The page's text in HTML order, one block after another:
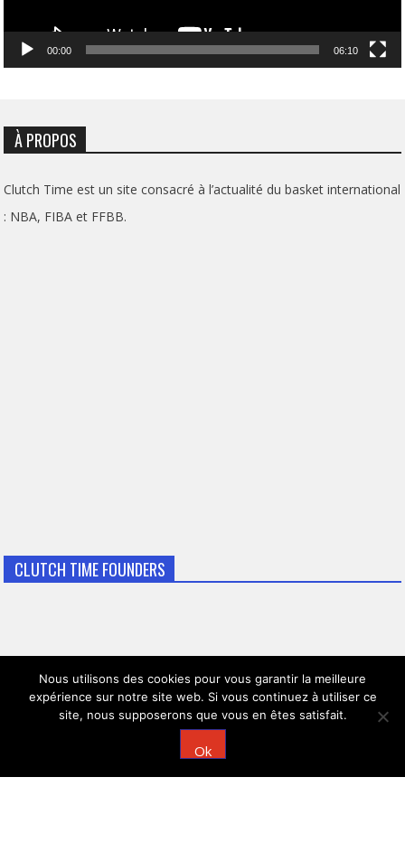
00:00 06:10
À PROPOS
Clutch Time est un site consacré à l’actualité du basket international
: NBA, FIBA et FFBB.
CLUTCH TIME FOUNDERS
Nous utilisons des cookies pour vous garantir la meilleure
expérience sur notre site web. Si vous continuez à utiliser ce
site, nous supposerons que vous en êtes satisfait.
Ok